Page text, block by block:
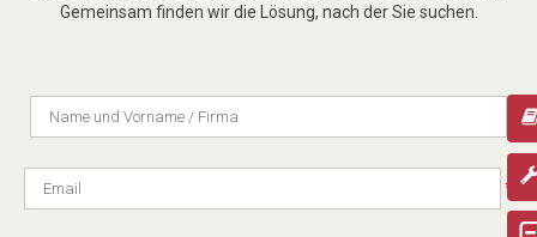
Gemeinsam finden wir die Lösung, nach der Sie suchen.
*